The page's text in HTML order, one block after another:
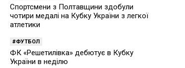
Спортсмени з Полтавщини здобули
чотири медалі на Кубку України з легкої
атлетики
ФУТБОЛ
ФК «Решетилівка» дебютує в Кубку
України в неділю